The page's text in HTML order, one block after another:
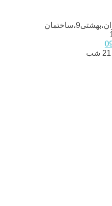
گیلان ، لاهیجان ، شیشه گران،بهشتی9،ساختمان